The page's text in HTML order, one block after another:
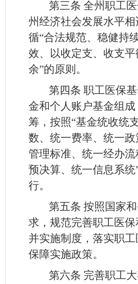
第三条 全州职工
州经济社会发展水平
循“合法规范、稳健持
效、以收定支、收支
余”的原则。
第四条 职工医保
金和个人账户基金组
筹，按照“基金统收统
数、统一费率、统一
管理标准、统一经办
预决算、统一信息系统
行。
第五条 按照国家
求，规范完善职工医
并实施制度，落实职
保障实施政策。
第六条 完善职工